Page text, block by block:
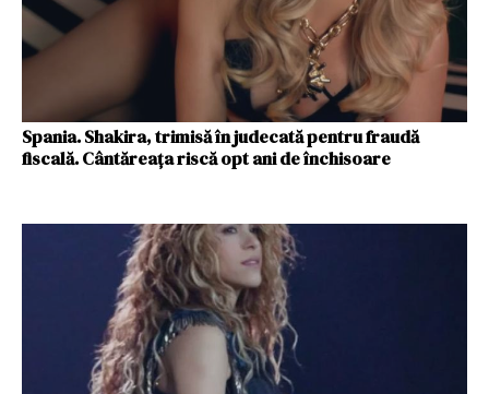
Spania. Shakira, trimisă în judecată pentru fraudă
fiscală. Cântăreața riscă opt ani de închisoare